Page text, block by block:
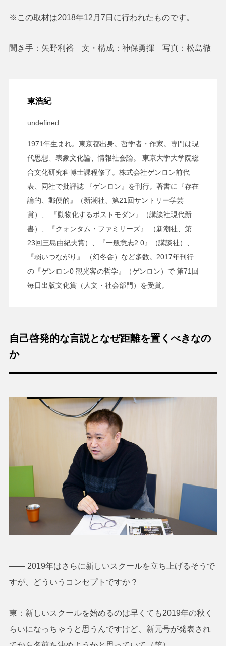
※この取材は2018年12月7日に行われたものです。
聞き手：矢野利裕 文・構成：神保勇揮 写真：松島徹
東浩紀
undefined
1971年生まれ。東京都出身。哲学者・作家。専門は現
代思想、表象文化論、情報社会論。 東京大学大学院総
合文化研究科博士課程修了。株式会社ゲンロン前代
表、同社で批評誌 『ゲンロン』を刊行。著書に『存在
論的、郵便的』（新潮社、第21回サントリー学芸
賞）、 『動物化するポストモダン』（講談社現代新
書）、『クォンタム・ファミリーズ』 （新潮社、第
23回三島由紀夫賞）、『一般意志2.0』（講談社）、
『弱いつながり』 （幻冬舎）など多数。2017年刊行
の『ゲンロン0 観光客の哲学』（ゲンロン）で 第71回
毎日出版文化賞（人文・社会部門）を受賞。
自己啓発的な言説となぜ距離を置くべきなの
か
―― 2019年はさらに新しいスクールを立ち上げるそうで
すが、どういうコンセプトですか？
東：新しいスクールを始めるのは早くても2019年の秋く
らいになっちゃうと思うんですけど、新元号が発表され